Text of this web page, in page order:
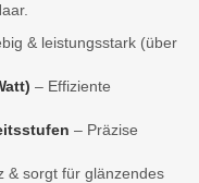
& leistungsstark (über
– Effiziente
– Präzise
& sorgt für glänzendes